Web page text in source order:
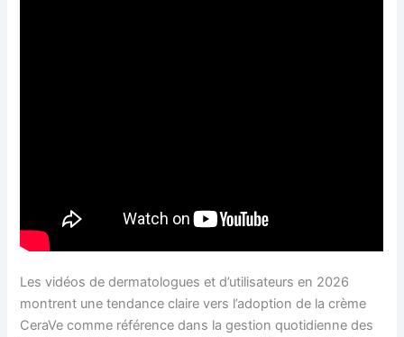
Les vidéos de dermatologues et d’utilisateurs en 2026
montrent une tendance claire vers l’adoption de la crème
CeraVe comme référence dans la gestion quotidienne des